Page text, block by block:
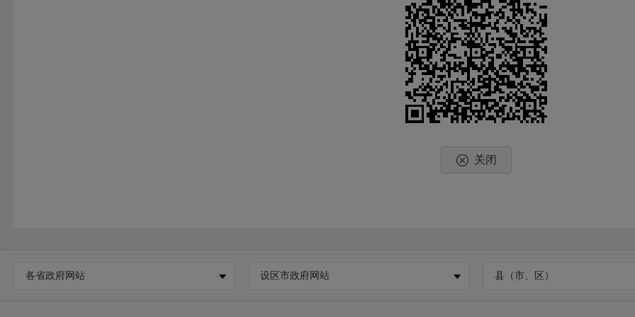
关闭
各省政府网站 设区市政府网站 县（市、区）